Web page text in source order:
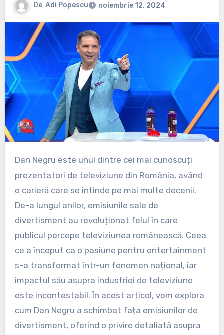
De Adi Popescu noiembrie 12, 2024
Dan Negru este unul dintre cei mai cunoscuți
prezentatori de televiziune din România, având
o carieră care se întinde pe mai multe decenii.
De-a lungul anilor, emisiunile sale de
divertisment au revoluționat felul în care
publicul percepe televiziunea românească. Ceea
ce a început ca o pasiune pentru entertainment
s-a transformat într-un fenomen național, iar
impactul său asupra industriei de televiziune
este incontestabil. În acest articol, vom explora
cum Dan Negru a schimbat fața emisiunilor de
divertisment, oferind o privire detaliată asupra